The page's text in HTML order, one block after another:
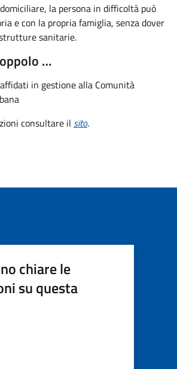
la persona in difficoltà può
e con la propria famiglia, senza dover
sanitarie.
…
in gestione alla Comunità
consultare il sito.
chiare le
su questa